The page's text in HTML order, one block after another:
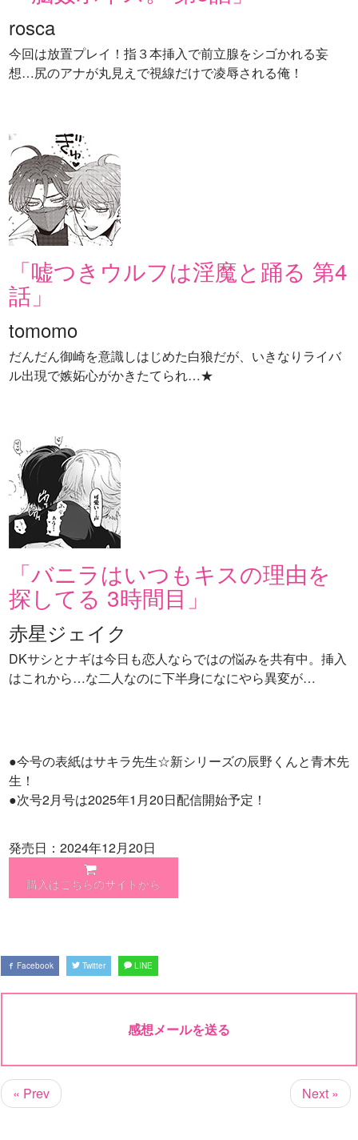
rosca
今回は放置プレイ！指３本挿入で前立腺をシゴかれる妄
想…尻のアナが丸見えで視線だけで凌辱される俺！
「嘘つきウルフは淫魔と踊る 第4
話」
tomomo
だんだん御崎を意識しはじめた白狼だが、いきなりライバ
ル出現で嫉妬心がかきたてられ…★
「バニラはいつもキスの理由を
探してる 3時間目」
赤星ジェイク
DKサシとナギは今日も恋人ならではの悩みを共有中。挿入
はこれから…な二人なのに下半身になにやら異変が…
●今号の表紙はサキラ先生☆新シリーズの辰野くんと青木先
生！
●次号2月号は2025年1月20日配信開始予定！
発売日：2024年12月20日
購入はこちらのサイトから
Facebook Twitter LINE
感想メールを送る
« Prev Next »